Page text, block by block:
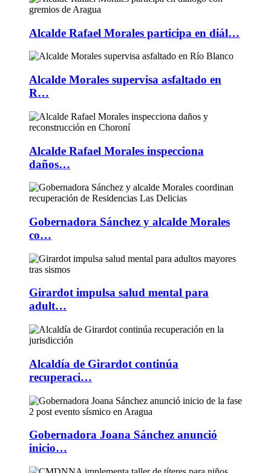
Alcalde Rafael Morales participa en diál…
Alcalde Morales supervisa asfaltado en
R…
Alcalde Rafael Morales inspecciona
daños…
Gobernadora Sánchez y alcalde Morales
co…
Girardot impulsa salud mental para
adult…
Alcaldía de Girardot continúa
recuperaci…
Gobernadora Joana Sánchez anunció
inicio…